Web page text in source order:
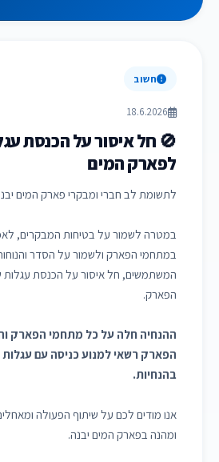
חשוב
18.6.2026
🚫 חל איסור על הכנסת
לפארק המים
לתשומת לב חברי ומבקרי פארק המים
במטרה לשמור על בטיחות המבקרים,
במתחמי הפארק ולשמור על הסדר
המשתמשים, חל איסור על הכנסת
הפארק.
ההנחיה חלה על כל מתחמי הפארק
הפארק רשאי למנוע כניסה עם עגלות
בהנחיות.
אנו מודים לכם על שיתוף הפעולה
ומהנה בפארק המים יבנה.